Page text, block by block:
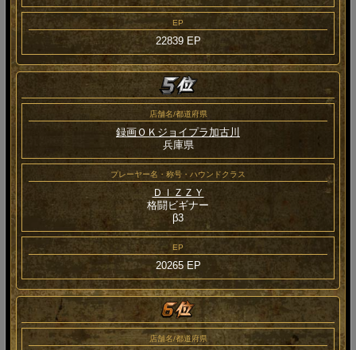
EP
22839 EP
店舗名/都道府県
録画ＯＫジョイプラ加古川
兵庫県
プレーヤー名・称号・ハウンドクラス
ＤｌＺＺＹ
格闘ビギナー
β3
EP
20265 EP
店舗名/都道府県